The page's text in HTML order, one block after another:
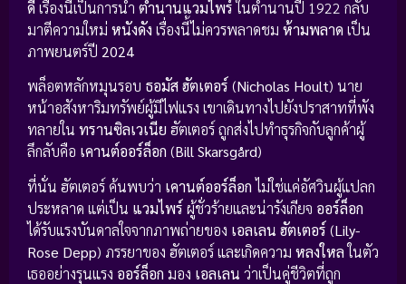
ดีเรื่องนี้เป็นการนำ ตำนานแวมไพร์ในตำนานปี 1922 กลับ
มาตีความใหม่ หนังดัง เรื่องนี้ไม่ควรพลาดชม ห้ามพลาด เป็น
ภาพยนตร์ปี 2024
พล็อตหลักหมุนรอบ ธอมัส ฮัตเตอร์ (Nicholas Hoult) นาย
หน้าอสังหาริมทรัพย์ผู้มีไฟแรง เขาเดินทางไปยังปราสาทที่พัง
ทลายใน ทรานซิลเวเนีย ฮัตเตอร์ ถูกส่งไปทำธุรกิจกับลูกค้าผู้
ลึกลับคือ เคานต์ออร์ล็อก (Bill Skarsgård)
ที่นั่น ฮัตเตอร์ ค้นพบว่า เคานต์ออร์ล็อกไม่ใช่แค่อัศวินผู้แปลก
ประหลาด แต่เป็น แวมไพร์ ผู้ชั่วร้ายและน่ารังเกียจ ออร์ล็อก
ได้รับแรงบันดาลใจจากภาพถ่ายของ เอลเลน ฮัตเตอร์ (Lily-
Rose Depp) ภรรยาของ ฮัตเตอร์ และเกิดความ หลงใหลในตัว
เธออย่างรุนแรง ออร์ล็อก มอง เอลเลน ว่าเป็นคู่ชีวิตที่ถูก